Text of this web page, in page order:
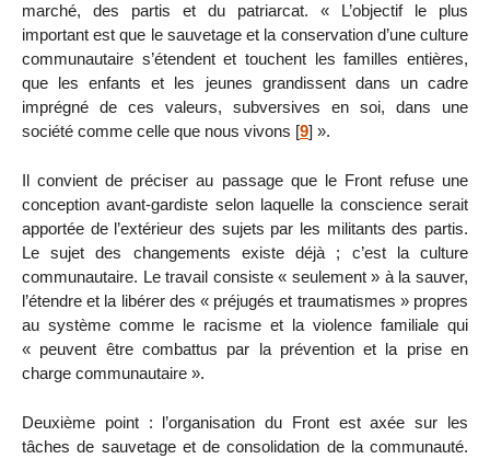
marché, des partis et du patriarcat. « L’objectif le plus
important est que le sauvetage et la conservation d’une culture
communautaire s’étendent et touchent les familles entières,
que les enfants et les jeunes grandissent dans un cadre
imprégné de ces valeurs, subversives en soi, dans une
société comme celle que nous vivons [9] ».
Il convient de préciser au passage que le Front refuse une
conception avant-gardiste selon laquelle la conscience serait
apportée de l’extérieur des sujets par les militants des partis.
Le sujet des changements existe déjà ; c’est la culture
communautaire. Le travail consiste « seulement » à la sauver,
l’étendre et la libérer des « préjugés et traumatismes » propres
au système comme le racisme et la violence familiale qui
« peuvent être combattus par la prévention et la prise en
charge communautaire ».
Deuxième point : l’organisation du Front est axée sur les
tâches de sauvetage et de consolidation de la communauté.